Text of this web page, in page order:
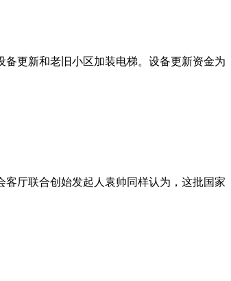
更新和老旧小区加装电梯。设备更新资金为
厅联合创始发起人袁帅同样认为，这批国家